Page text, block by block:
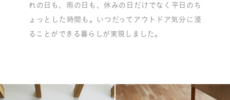
れの日も、雨の日も、休みの日だけでなく平日のち
ょっとした時間も。いつだってアウトドア気分に浸
ることができる暮らしが実現しました。